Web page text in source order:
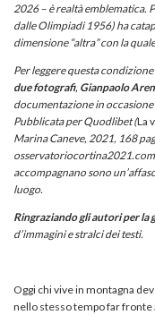
2026 – è realtà emblematica.
dalle Olimpiadi 1956) ha
dimensione “altra” con la
Per leggere questa
duefotografi, Gianpaolo
documentazione in
Pubblicata per Quodlibet (La
Marina Caneve, 2021, 168
osservatoriocortina2021.com
accompagnano sono
luogo.
Ringraziando gli autori per la
d’immagini e stralci dei testi.
Oggi chi vive in montagna
nello stesso tempo far fronte